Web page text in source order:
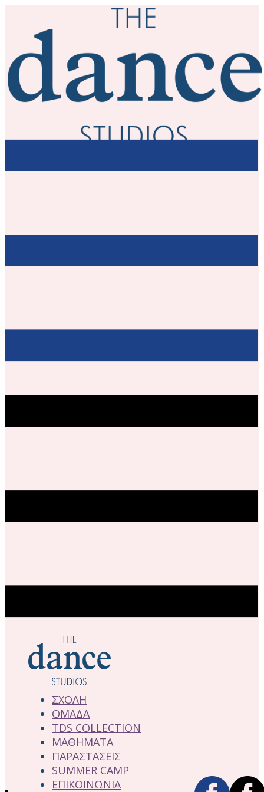
ΣΧΟΛΗ
ΟΜΑΔΑ
TDS COLLECTION
ΜΑΘΗΜΑΤΑ
ΠΑΡΑΣΤΑΣΕΙΣ
SUMMER CAMP
ΕΠΙΚΟΙΝΩΝΙΑ